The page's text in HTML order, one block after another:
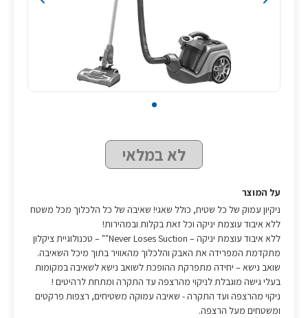
לא במלאי
על המוצר
ניקיון עמוק של כל שטיח, כולל שאגי! שאיבה של כל הלכלוך מכל משטח
ללא איבוד עוצמת יניקה וכל זאת בקלות ובמהירות!
ללא איבוד עוצמת יניקה – Never Loses Suction"" – טכנולוגיית ציקלון
מתקדמת המפרידה את האבק והלכלוך מהאוויר בתוך מיכל השאיבה.
שואב נישא – יחידה מתפרקת ההופכת לשואב נישא לשאיבה במקומות
בעלי גישה מוגבלת לניקוי מהרצפה עד התקרה ומתחת לרהיטים !
ניקוי מהרצפה ועד התקרה - שאיבה עמוקה משטיחים, רצפות פרקטים
ומשטחים מעל הרצפה.